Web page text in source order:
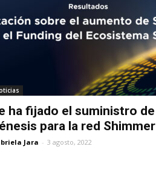
ha fijado el suministro de
para la red Shimmer
Jara - 3 agosto, 2022